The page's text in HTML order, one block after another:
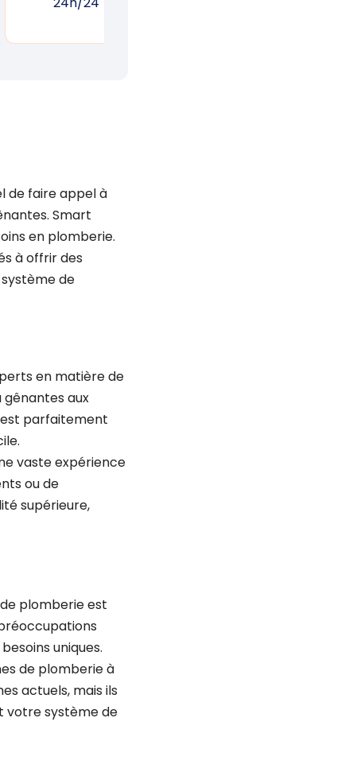
de faire appel à
Smart
en plomberie.
à offrir des
de
en matière de
aux
parfaitement
vaste expérience
ou de
supérieure,
plomberie est
uniques.
de plomberie à
actuels, mais ils
votre système de